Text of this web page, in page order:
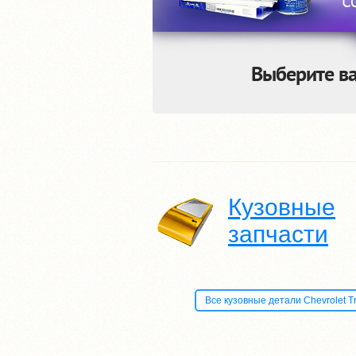
Выберите
Кузовные
запчасти
Все кузовные детали Chevrolet